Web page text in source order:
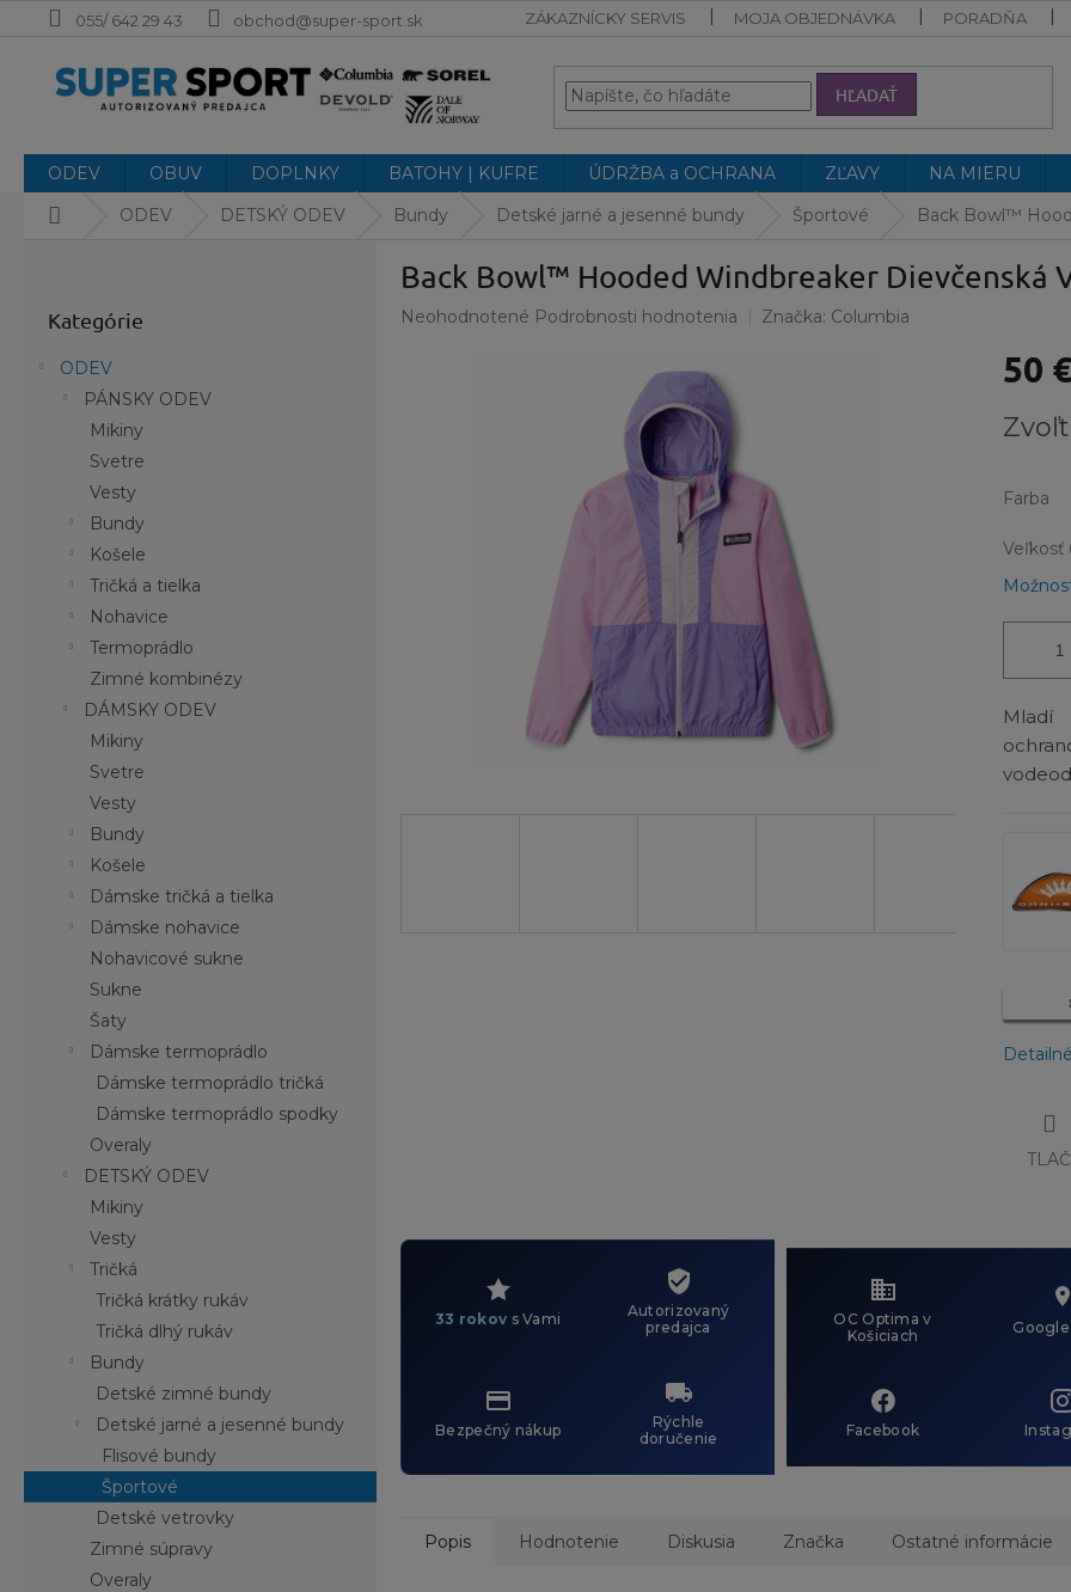
055/ 642 29 43 obchod@super-sport.sk ZÁKAZNÍCKY SERVIS MOJA OBJEDNÁVKA PORADŇA
HĽADAŤ
ODEV OBUV DOPLNKY BATOHY | KUFRE ÚDRŽBA a OCHRANA ZĽAVY NA MIERU
DomovODEV DETSKÝ ODEV Bundy Detské jarné a jesenné bundy Športové Back Bowl™
kategórie
Kategórie
ODEV
PÁNSKY ODEV
Mikiny
Svetre
Vesty
Bundy
Košele
Tričká a tielka
Nohavice
Termoprádlo
Zimné kombinézy
DÁMSKY ODEV
Mikiny
Svetre
Vesty
Bundy
Košele
Dámske tričká a tielka
Dámske nohavice
Nohavicové sukne
Sukne
Šaty
Dámske termoprádlo
Dámske termoprádlo tričká
Dámske termoprádlo spodky
Overaly
DETSKÝ ODEV
Mikiny
Vesty
Tričká
Tričká krátky rukáv
Tričká dlhý rukáv
Bundy
Detské zimné bundy
Detské jarné a jesenné bundy
Flisové bundy
Športové
Detské vetrovky
Zimné súpravy
Overaly
Back Bowl™ Hooded Windbreaker Dievčenská
Priemerné
Neohodnotené Podrobnosti hodnotenia Značka: Columbia
50 €
cena:
Farba
Veľkosť
Mladí
TLAČ
33 rokov s Vami
Autorizovaný
predajca
Bezpečný nákup
Rýchle
doručenie
OC Optima v
Košiciach
Google
Facebook
Popis Hodnotenie Diskusia Značka Ostatné informácie